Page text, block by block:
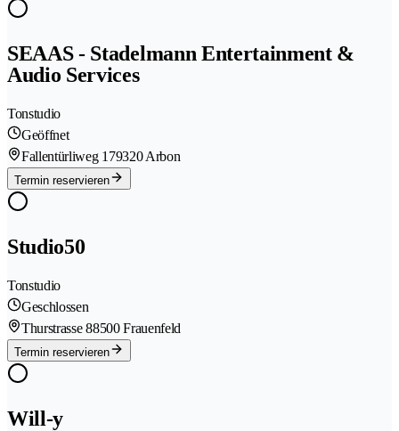
SEAAS - Stadelmann Entertainment &
Audio Services
Tonstudio
Geöffnet
Fallentürliweg 179320 Arbon
Termin reservieren
Studio50
Tonstudio
Geschlossen
Thurstrasse 88500 Frauenfeld
Termin reservieren
Will-y